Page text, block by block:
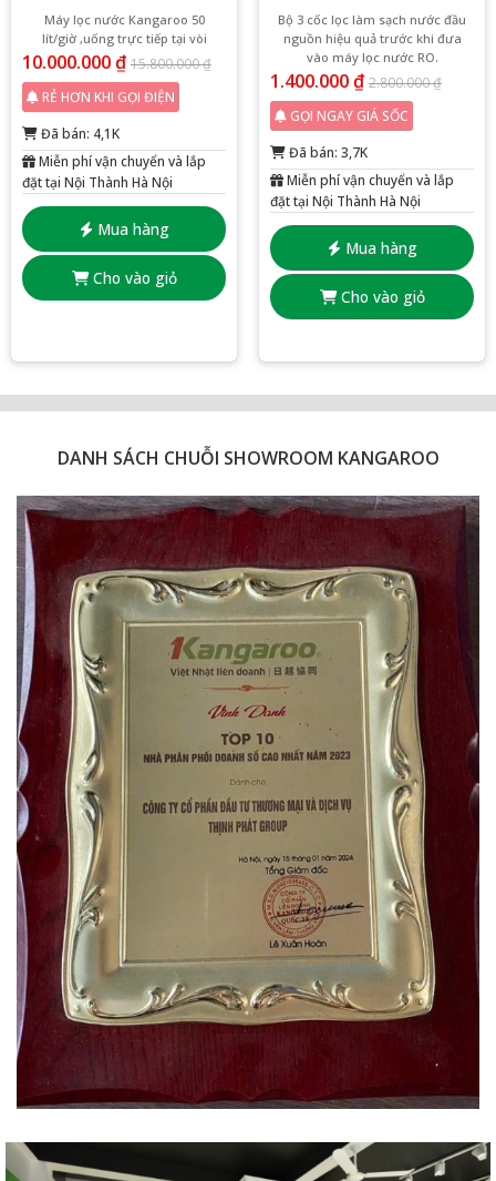
Máy lọc nước Kangaroo 50
lít/giờ ,uống trực tiếp tại vòi
10.000.000₫ 15.800.000₫
Mua hàng
Cho vào giỏ
RẺ HƠN KHI GỌI ĐIỆN
Đã bán: 4,1K
Miễn phí vận chuyển và lắp
đặt tại Nội Thành Hà Nội
Bộ 3 cốc lọc làm sạch nước đầu
nguồn hiệu quả trước khi đưa
vào máy lọc nước RO.
1.400.000₫ 2.800.000₫
Mua hàng
Cho vào giỏ
GỌI NGAY GIÁ SỐC
Đã bán: 3,7K
Miễn phí vận chuyển và lắp
đặt tại Nội Thành Hà Nội
DANH SÁCH CHUỖI SHOWROOM KANGAROO